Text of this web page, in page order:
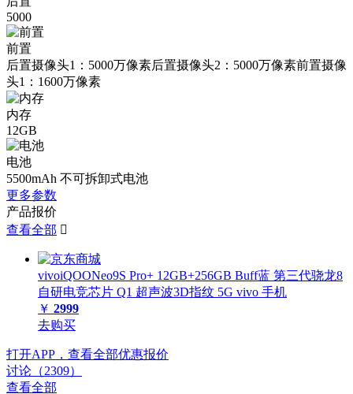
5000
前置
后置摄像头1：5000万像素后置摄像头2：5000万像素前置摄像
头1：1600万像素
内存
12GB
电池
5500mAh 不可拆卸式电池
更多参数
产品报价
查看全部 
vivoiQOONeo9S Pro+ 12GB+256GB Buff蓝 第三代骁龙8
自研电竞芯片 Q1 超声波3D指纹 5G vivo 手机
￥ 2999
去购买
打开APP，查看全部优惠报价
讨论（2309）
查看全部